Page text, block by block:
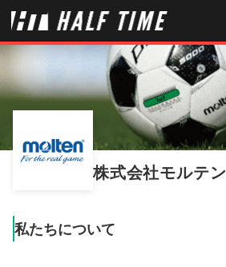
株式会社モルテン
私たちについて